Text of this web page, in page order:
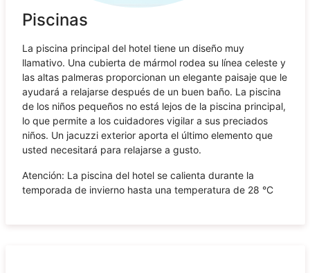
Piscinas
La piscina principal del hotel tiene un diseño muy
llamativo. Una cubierta de mármol rodea su línea celeste y
las altas palmeras proporcionan un elegante paisaje que le
ayudará a relajarse después de un buen baño. La piscina
de los niños pequeños no está lejos de la piscina principal,
lo que permite a los cuidadores vigilar a sus preciados
niños. Un jacuzzi exterior aporta el último elemento que
usted necesitará para relajarse a gusto.
Atención: La piscina del hotel se calienta durante la
temporada de invierno hasta una temperatura de 28 °C